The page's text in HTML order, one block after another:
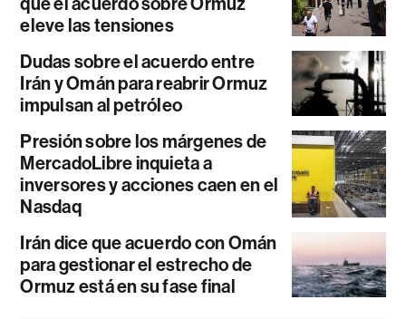
eleve las tensiones
Dudas sobre el acuerdo entre
Irán y Omán para reabrir Ormuz
impulsan al petróleo
Presión sobre los márgenes de
MercadoLibre inquieta a
inversores y acciones caen en el
Nasdaq
Irán dice que acuerdo con Omán
para gestionar el estrecho de
Ormuz está en su fase final